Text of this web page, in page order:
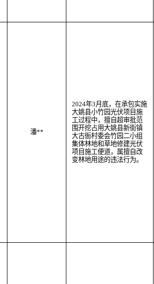
潘**
2024年3月 底， 在承包实施
大姚县小竹园光伏项目施
工过程中， 擅自超审批范
围开挖占用大姚县新街镇
大古衙村委会竹园二小组
集体林地和草地修建光伏
项目施工便道，属擅自改
变林地用途的违法行为。